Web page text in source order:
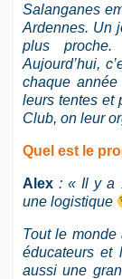
Salanganes
Ardennes. Un
plus
Aujourd’hui,
chaque
leurs tentes et
Club, on leur
Quel est le
Alex : « Il y a
une logistique
Tout le monde
éducateurs et
aussi une